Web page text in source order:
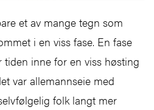
et av mange tegn som
i en viss fase. En fase
inne for en viss høsting
var allemannseie med
folk langt mer